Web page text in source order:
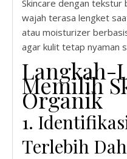
Skincare dengan
wajah terasa lengket
atau moisturizer
agar kulit tetap nyaman
Langkah-
Memilih
Organik
1.
Terlebih